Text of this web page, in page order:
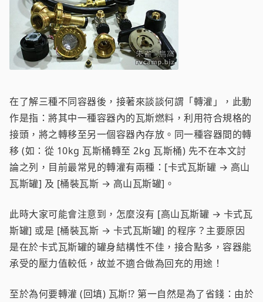
在了解三種不同容器後，接著來談談何謂「轉灌」，此動
作是指：將其中一種容器內的瓦斯燃料，利用符合規格的
接頭，將之轉移至另一個容器內存放。同一種容器間的轉
移 (如：從 10kg 瓦斯桶轉至 2kg 瓦斯桶) 先不在本文討
論之列，目前最常見的轉灌有兩種：[卡式瓦斯罐 → 高山
瓦斯罐] 及 [桶裝瓦斯 → 高山瓦斯罐]。
此時大家可能會注意到，怎麼沒有 [高山瓦斯罐 → 卡式瓦
斯罐] 或是 [桶裝瓦斯 → 卡式瓦斯罐] 的程序？主要原因
是在於卡式瓦斯罐的罐身結構性不佳，接合點多，容器能
承受的壓力值較低，故並不適合做為回充的用途！
至於為何要轉灌 (回填) 瓦斯!? 第一自然是為了省錢：由於